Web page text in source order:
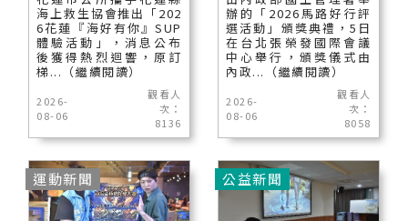
海上救生協會推出「202
6花蓮『海好有你』SUP
體驗活動」，消息公布
後獲得熱烈迴響，原訂
梯...（繼續閱讀）
2026-
08-06
觀看人
次：
8136
辦的「2026馬路好行評
選活動」頒獎典禮，5日
在台北張榮發國際會議
中心舉行，頒獎儀式由
內政...（繼續閱讀）
2026-
08-06
觀看人
次：
8058
運動新聞 公益新聞